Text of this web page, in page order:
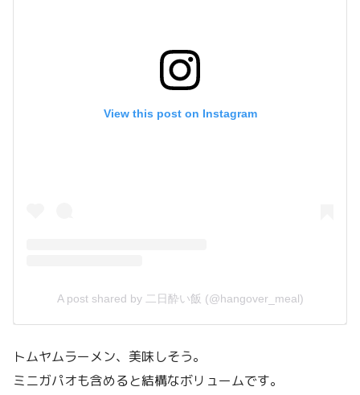
View this post on Instagram
A post shared by 二日酔い飯 (@hangover_meal)
トムヤムラーメン、美味しそう。
ミニガパオも含めると結構なボリュームです。